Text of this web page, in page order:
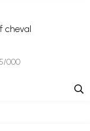
cheval
000